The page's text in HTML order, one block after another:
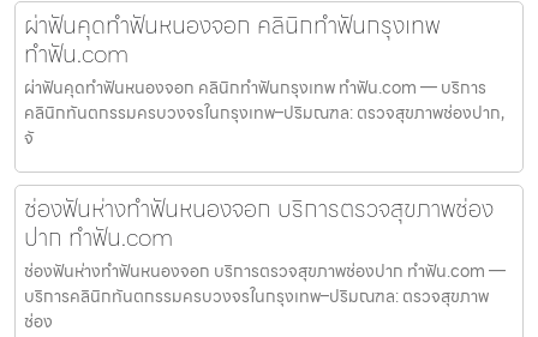
ผ่าฟันคุดทำฟันหนองจอก คลินิกทำฟันกรุงเทพ
ทำฟัน.com
ผ่าฟันคุดทำฟันหนองจอก คลินิกทำฟันกรุงเทพ ทำฟัน.com — บริการ
คลินิกทันตกรรมครบวงจรในกรุงเทพ–ปริมณฑล: ตรวจสุขภาพช่องปาก,
จั
ช่องฟันห่างทำฟันหนองจอก บริการตรวจสุขภาพช่อง
ปาก ทำฟัน.com
ช่องฟันห่างทำฟันหนองจอก บริการตรวจสุขภาพช่องปาก ทำฟัน.com —
บริการคลินิกทันตกรรมครบวงจรในกรุงเทพ–ปริมณฑล: ตรวจสุขภาพ
ช่อง